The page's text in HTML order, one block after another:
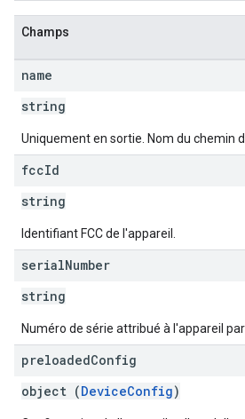
Champs
name
string
Uniquement en sortie. Nom du chemin
fccId
string
Identifiant FCC de l'appareil.
serialNumber
string
Numéro de série attribué à l'appareil
preloadedConfig
object (DeviceConfig)